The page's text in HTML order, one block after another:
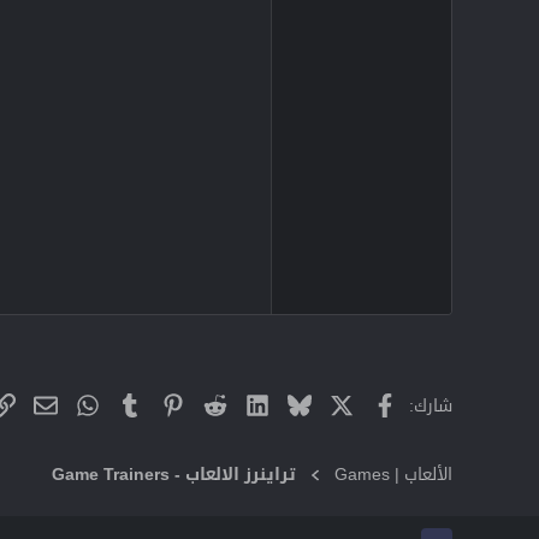
شارك: فيسبوك
X
Bluesky
LinkedIn
Reddit
Pinterest
Tumblr
WhatsApp
الألعاب | Games تراينرز الالعاب - Game Trainers